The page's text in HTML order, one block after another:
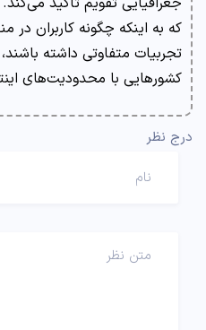
که به اینکه چگونه کاربران
تجربیات متفاوتی داشته
کشورهایی با محدودیت‌های
درج نظر